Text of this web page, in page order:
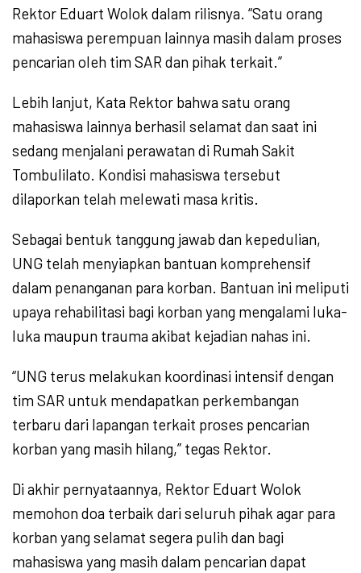
Rektor Eduart Wolok dalam rilisnya. “Satu orang
mahasiswa perempuan lainnya masih dalam proses
pencarian oleh tim SAR dan pihak terkait.”
Lebih lanjut, Kata Rektor bahwa satu orang
mahasiswa lainnya berhasil selamat dan saat ini
sedang menjalani perawatan di Rumah Sakit
Tombulilato. Kondisi mahasiswa tersebut
dilaporkan telah melewati masa kritis.
Sebagai bentuk tanggung jawab dan kepedulian,
UNG telah menyiapkan bantuan komprehensif
dalam penanganan para korban. Bantuan ini meliputi
upaya rehabilitasi bagi korban yang mengalami luka-
luka maupun trauma akibat kejadian nahas ini.
“UNG terus melakukan koordinasi intensif dengan
tim SAR untuk mendapatkan perkembangan
terbaru dari lapangan terkait proses pencarian
korban yang masih hilang,” tegas Rektor.
Di akhir pernyataannya, Rektor Eduart Wolok
memohon doa terbaik dari seluruh pihak agar para
korban yang selamat segera pulih dan bagi
mahasiswa yang masih dalam pencarian dapat